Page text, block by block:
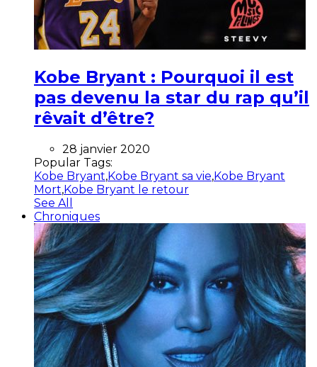
Kobe Bryant : Pourquoi il est
pas devenu la star du rap qu’il
rêvait d’être?
28 janvier 2020
Popular Tags:
Kobe Bryant,Kobe Bryant sa vie,Kobe Bryant
Mort,Kobe Bryant le retour
See All
Chroniques